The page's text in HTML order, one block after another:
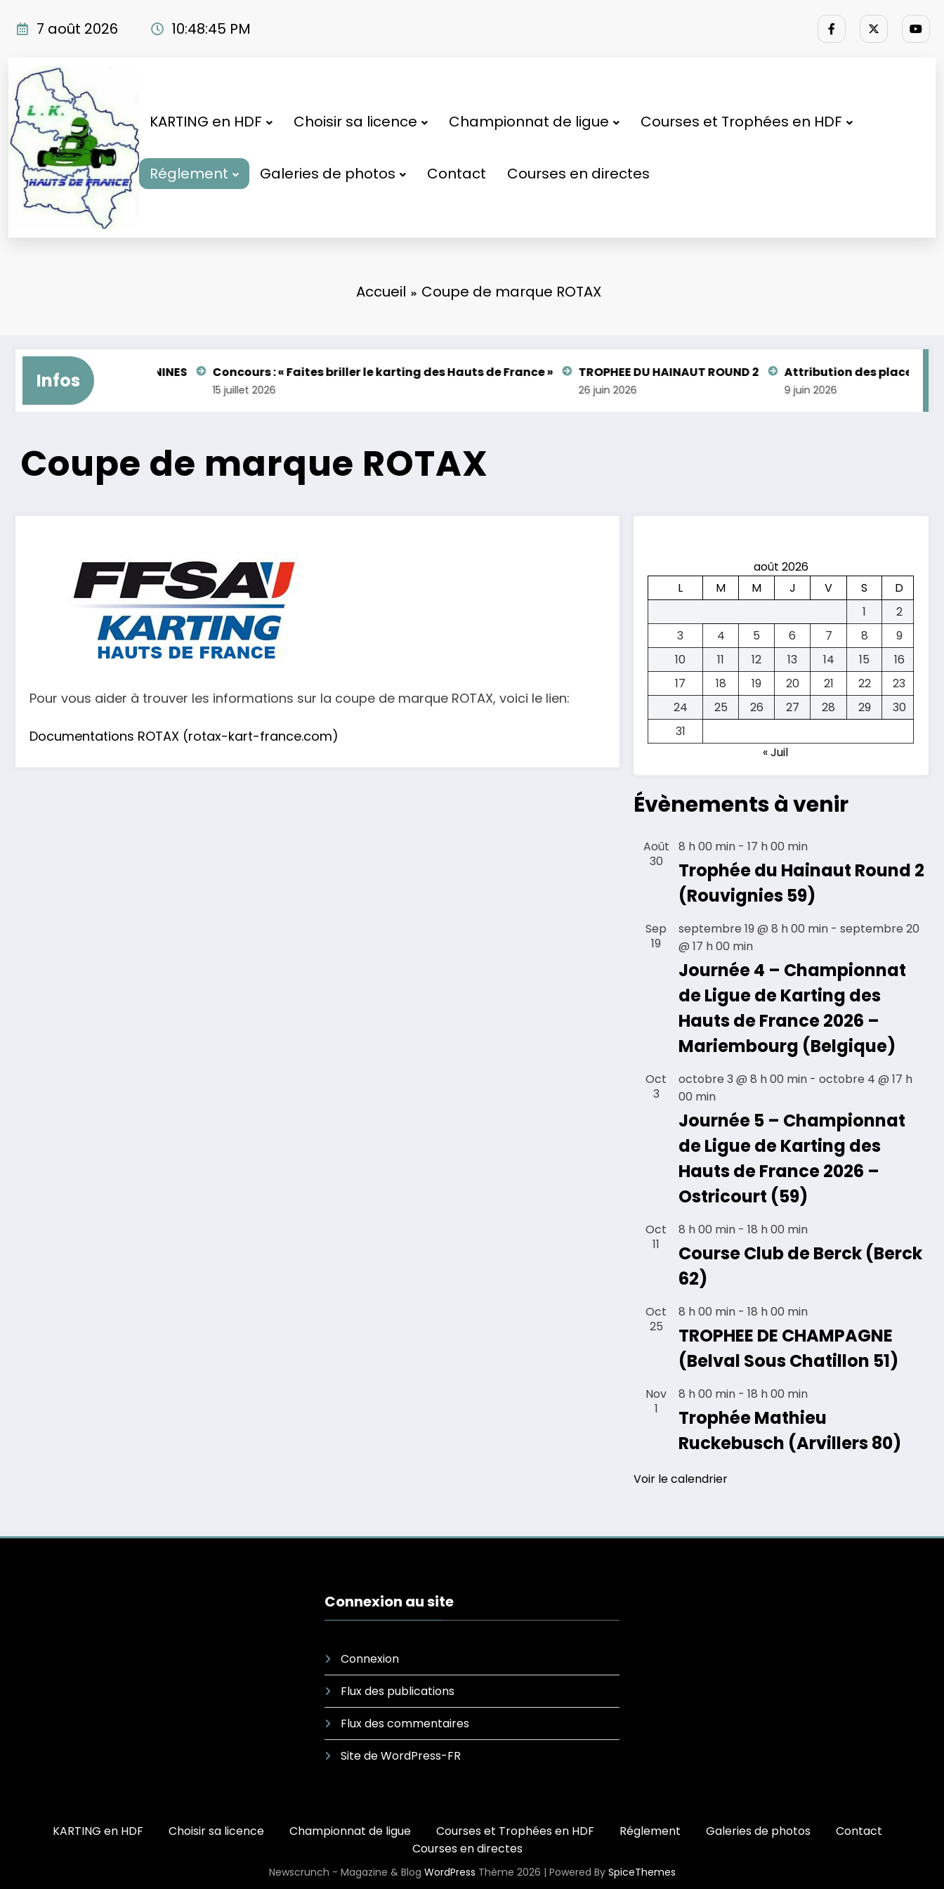
7 août 2026 10:48:46 PM
KARTING en HDF Choisir sa licence Championnat de ligue Courses et Trophées en HDF
Réglement Galeries de photos Contact Courses en directes
Accueil Coupe de marque ROTAX
Infos– FEMININES Concours : « Faites briller le karting des Hauts de France »
15 juillet 2026
TROPHEE DU HAINAUT ROUND 2
26 juin 2026
Attribution des places aux
9 juin 2026
Coupe de marque ROTAX
Pour vous aider à trouver les informations sur la coupe de marque ROTAX, voici le lien:
Documentations ROTAX (rotax-kart-france.com)
août 2026
L
M M J V S
D
1
2
3
4 5 6 7 8
9
10
11 12 13 14 15
16
17
18 19 20 21 22
23
24
25 26 27 28 29
30
31
« Juil
Évènements à venir
Août
30
8 h 00 min -17 h 00 min
Trophée du Hainaut Round 2
(Rouvignies 59)
Sep
19
septembre 19 @ 8 h 00 min -septembre 20
@ 17 h 00 min
Journée 4 – Championnat
de Ligue de Karting des
Hauts de France 2026 –
Mariembourg (Belgique)
Oct
3
octobre 3 @ 8 h 00 min -octobre 4 @ 17 h
00 min
Journée 5 – Championnat
de Ligue de Karting des
Hauts de France 2026 –
Ostricourt (59)
Oct
11
8 h 00 min -18 h 00 min
Course Club de Berck (Berck
62)
Oct
25
8 h 00 min -18 h 00 min
TROPHEE DE CHAMPAGNE
(Belval Sous Chatillon 51)
Nov
1
8 h 00 min -18 h 00 min
Trophée Mathieu
Ruckebusch (Arvillers 80)
Voir le calendrier
Connexion au site
Connexion
Flux des publications
Flux des commentaires
Site de WordPress-FR
KARTING en HDF Choisir sa licence Championnat de ligue Courses et Trophées en HDF Réglement Galeries de photos
Contact
Courses en directes
Newscrunch - Magazine & Blog WordPress Thème 2026 | Powered By SpiceThemes